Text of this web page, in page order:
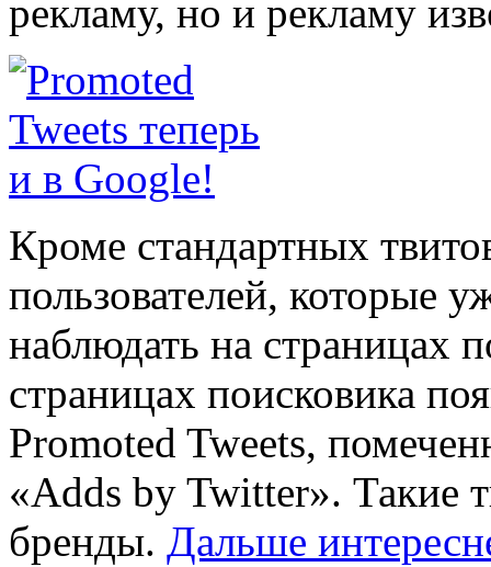
рекламу, но и рекламу
Кроме стандартных
пользователей, которые
наблюдать на страницах
страницах поисковика
Promoted Tweets,
«Adds by Twitter». Такие
бренды. Дальше